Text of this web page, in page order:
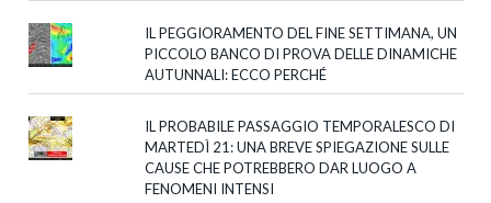
IL PEGGIORAMENTO DEL FINE SETTIMANA, UN
PICCOLO BANCO DI PROVA DELLE DINAMICHE
AUTUNNALI: ECCO PERCHÉ
IL PROBABILE PASSAGGIO TEMPORALESCO DI
MARTEDÌ 21: UNA BREVE SPIEGAZIONE SULLE
CAUSE CHE POTREBBERO DAR LUOGO A
FENOMENI INTENSI